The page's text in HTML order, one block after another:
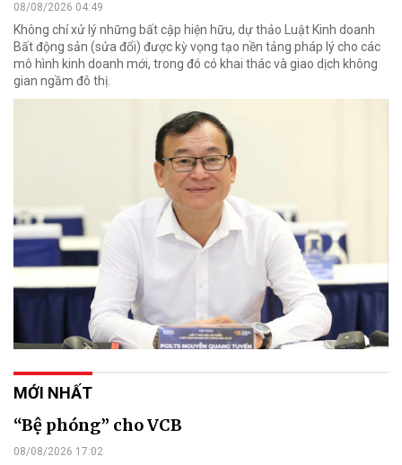
08/08/2026 04:49
Không chỉ xử lý những bất cập hiện hữu, dự thảo Luật Kinh doanh
Bất động sản (sửa đổi) được kỳ vọng tạo nền tảng pháp lý cho các
mô hình kinh doanh mới, trong đó có khai thác và giao dịch không
gian ngầm đô thị.
MỚI NHẤT
“Bệ phóng” cho VCB
08/08/2026 17:02